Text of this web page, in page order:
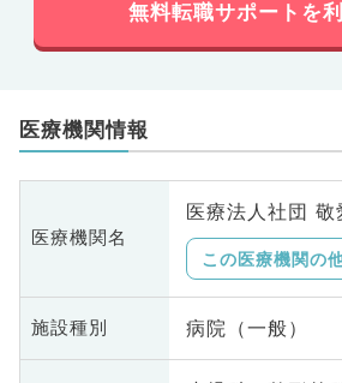
無料転職サポートを
医療機関情報
医療機関名
医療法人社団
この医療機関の
施設種別 病院（一般）